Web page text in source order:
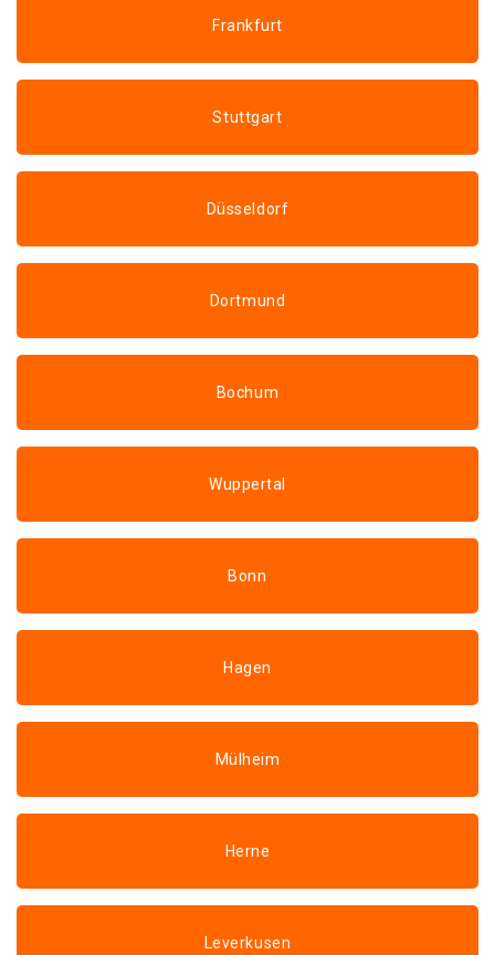
Frankfurt
Stuttgart
Düsseldorf
Dortmund
Bochum
Wuppertal
Bonn
Hagen
Mülheim
Herne
Leverkusen